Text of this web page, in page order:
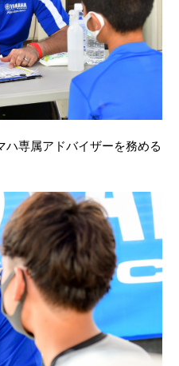
専属アドバイザーを務める